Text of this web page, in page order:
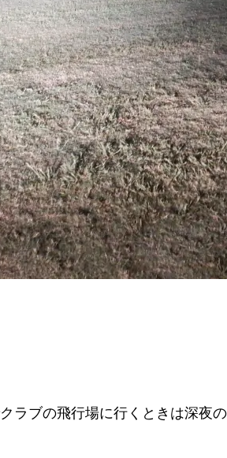
ラブの飛行場に行くときは深夜